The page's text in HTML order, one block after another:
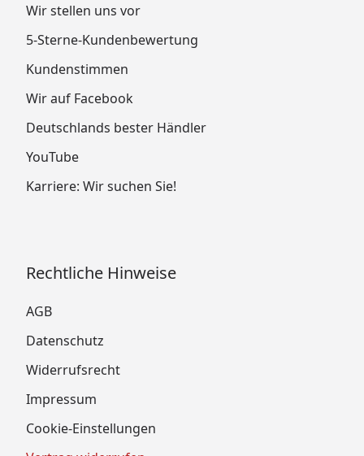
Wir stellen uns vor
5-Sterne-Kundenbewertung
Kundenstimmen
Wir auf Facebook
Deutschlands bester Händler
YouTube
Karriere: Wir suchen Sie!
Rechtliche Hinweise
AGB
Datenschutz
Widerrufsrecht
Impressum
Cookie-Einstellungen